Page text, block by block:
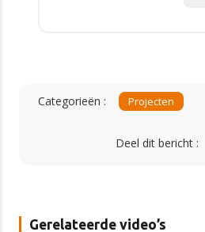
Categorieën : Projecten
Deel dit bericht :
Gerelateerde video’s